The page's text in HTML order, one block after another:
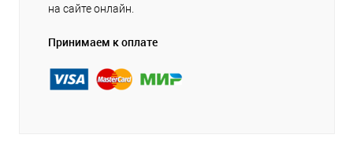
на сайте онлайн.
Принимаем к оплате